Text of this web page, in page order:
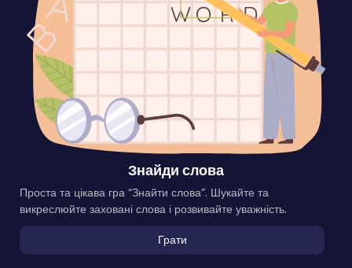
Знайди слова
Проста та цікава гра “Знайти слова”. Шукайте та
викреслюйте заховані слова і розвивайте уважність.
Грати